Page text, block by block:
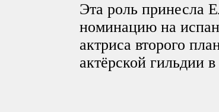
Эта роль принесла
номинацию на
актриса второго
актёрской гильдии